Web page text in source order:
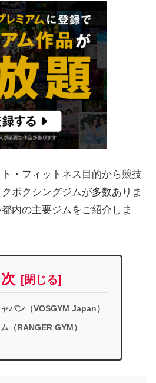
・フィットネス目的から競技
ボクシングジムが多数ありま
内の主要ジムをご紹介しま
パン（VOSGYM Japan）
（RANGER GYM）